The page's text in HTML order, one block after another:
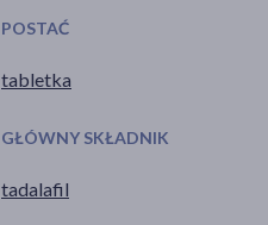
POSTAĆ
tabletka
GŁÓWNY SKŁADNIK
tadalafil